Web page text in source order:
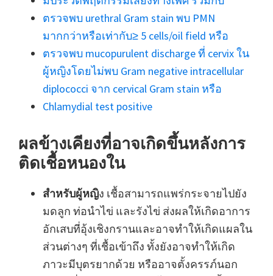
ตรวจพบ urethral Gram stain พบ PMN
มากกว่าหรือเท่ากับ≥ 5 cells/oil field หรือ
ตรวจพบ mucopurulent discharge ที่ cervix ใน
ผู้หญิงโดยไม่พบ Gram negative intracellular
diplococci จาก cervical Gram stain หรือ
Chlamydial test positive
ผลข้างเคียงที่อาจเกิดขึ้นหลังการ
ติดเชื้อหนองใน
สำหรับผู้หญิง เชื้อสามารถแพร่กระจายไปยัง
มดลูก ท่อนำไข่ และรังไข่ ส่งผลให้เกิดอาการ
อักเสบที่อุ้งเชิงกรานและอาจทำให้เกิดแผลใน
ส่วนต่างๆ ที่เชื้อเข้าถึง ทั้งยังอาจทำให้เกิด
ภาวะมีบุตรยากด้วย หรืออาจตั้งครรภ์นอก